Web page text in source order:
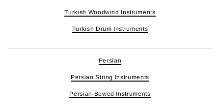
Turkish Woodwind Instruments
Turkish Drum Instruments
Persian
Persian String Instruments
Persian Bowed Instruments